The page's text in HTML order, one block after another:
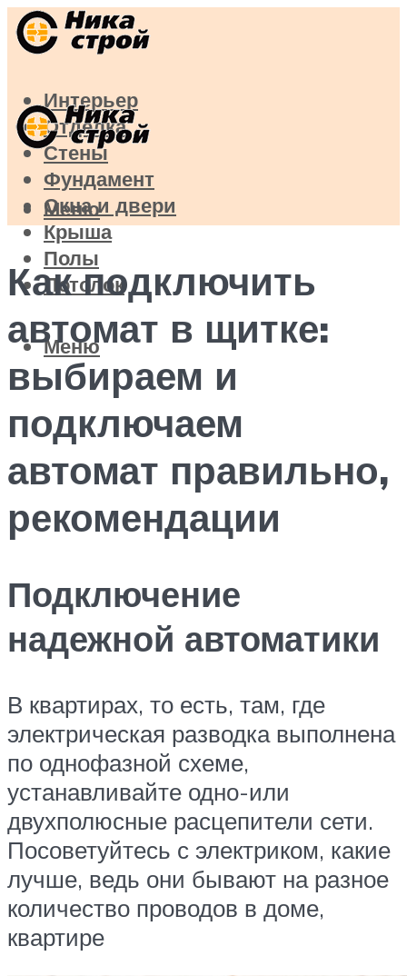
Интерьер
Отделка
Стены
Фундамент
Окна и двери
Крыша
Полы
Потолок
Меню
Меню
Как подключить
автомат в щитке:
выбираем и
подключаем
автомат правильно,
рекомендации
Подключение
надежной автоматики
В квартирах, то есть, там, где
электрическая разводка выполнена
по однофазной схеме,
устанавливайте одно-или
двухполюсные расцепители сети.
Посоветуйтесь с электриком, какие
лучше, ведь они бывают на разное
количество проводов в доме,
квартире